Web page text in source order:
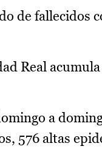
de fallecidos
Real
a
576 altas